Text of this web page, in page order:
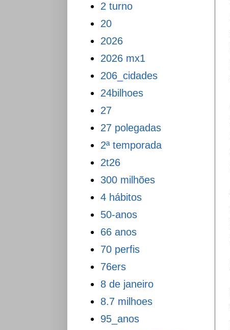
2 turno
20
2026
2026 mx1
206_cidades
24bilhoes
27
27 polegadas
2ª temporada
2t26
300 milhões
4 hábitos
50-anos
66 anos
70 perfis
76ers
8 de janeiro
8.7 milhoes
95_anos